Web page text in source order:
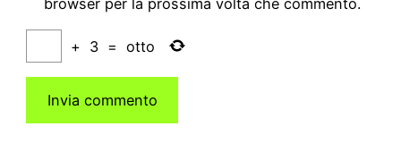
+ 3 = otto